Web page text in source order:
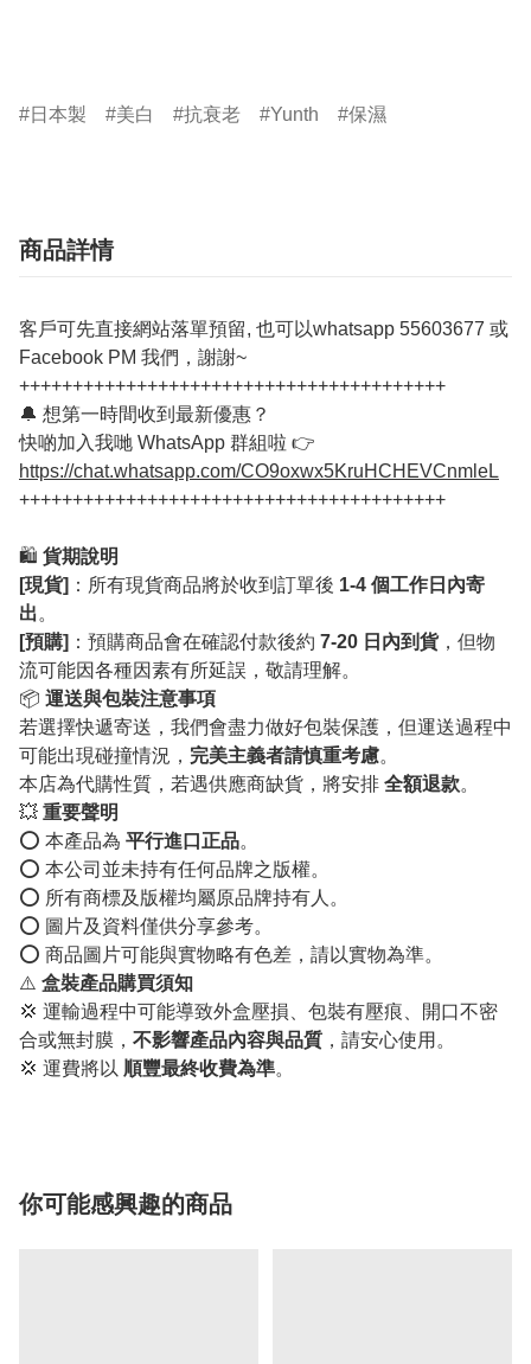
日本製 美白 抗衰老 Yunth 保濕
商品詳情
客戶可先直接網站落單預留, 也可以whatsapp 55603677 或
Facebook PM 我們，謝謝~
++++++++++++++++++++++++++++++++++++++++
🔔 想第一時間收到最新優惠？
快啲加入我哋 WhatsApp 群組啦 👉
https://chat.whatsapp.com/CO9oxwx5KruHCHEVCnmleL
++++++++++++++++++++++++++++++++++++++++
🛍️ 貨期說明
[現貨] ：所有現貨商品將於收到訂單後 1-4 個工作日內寄
出。
[預購] ：預購商品會在確認付款後約 7-20 日內到貨，但物
流可能因各種因素有所延誤，敬請理解。
📦 運送與包裝注意事項
若選擇快遞寄送，我們會盡力做好包裝保護，但運送過程中
可能出現碰撞情況， 完美主義者請慎重考慮。
本店為代購性質，若遇供應商缺貨，將安排 全額退款。
💥 重要聲明
⭕️ 本產品為 平行進口正品。
⭕️ 本公司並未持有任何品牌之版權。
⭕️ 所有商標及版權均屬原品牌持有人。
⭕️ 圖片及資料僅供分享參考。
⭕️ 商品圖片可能與實物略有色差，請以實物為準。
⚠️ 盒裝產品購買須知
💢 運輸過程中可能導致外盒壓損、包裝有壓痕、開口不密
合或無封膜， 不影響產品內容與品質 ，請安心使用。
💢 運費將以 順豐最終收費為準。
你可能感興趣的商品